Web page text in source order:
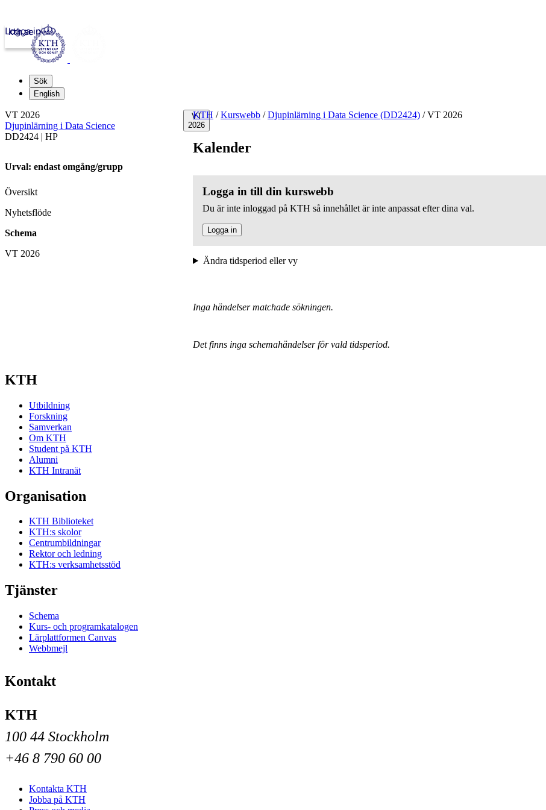
kth.se
Logga in
Sök
English
VT
2026
KTH / Kurswebb / Djupinlärning i Data Science (DD2424) /VT 2026
Kalender
Logga in till din kurswebb
Du är inte inloggad på KTH så innehållet är inte anpassat efter dina val.
Logga in
Ändra tidsperiod eller vy
Inga händelser matchade sökningen.
Det finns inga schemahändelser för vald tidsperiod.
VT 2026
Djupinlärning i Data Science
DD2424 | HP
Urval: endast omgång/grupp
Översikt
Nyhetsflöde
Schema
VT 2026
KTH
Utbildning
Forskning
Samverkan
Om KTH
Student på KTH
Alumni
KTH Intranät
Organisation
KTH Biblioteket
KTH:s skolor
Centrumbildningar
Rektor och ledning
KTH:s verksamhetsstöd
Tjänster
Schema
Kurs- och programkatalogen
Lärplattformen Canvas
Webbmejl
Kontakt
KTH
100 44 Stockholm
+46 8 790 60 00
Kontakta KTH
Jobba på KTH